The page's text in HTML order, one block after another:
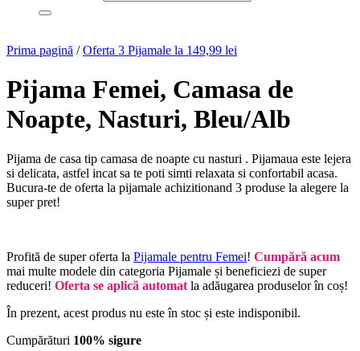
Prima pagină / Oferta 3 Pijamale la 149,99 lei
Pijama Femei, Camasa de
Noapte, Nasturi, Bleu/Alb
Pijama de casa tip camasa de noapte cu nasturi . Pijamaua este lejera
si delicata, astfel incat sa te poti simti relaxata si confortabil acasa.
Bucura-te de oferta la pijamale achizitionand 3 produse la alegere la
super pret!
Profită de super oferta la Pijamale pentru Femei! Cumpără acum
mai multe modele din categoria Pijamale și beneficiezi de super
reduceri! Oferta se aplică automat la adăugarea produselor în coș!
În prezent, acest produs nu este în stoc și este indisponibil.
Cumpărături 100% sigure